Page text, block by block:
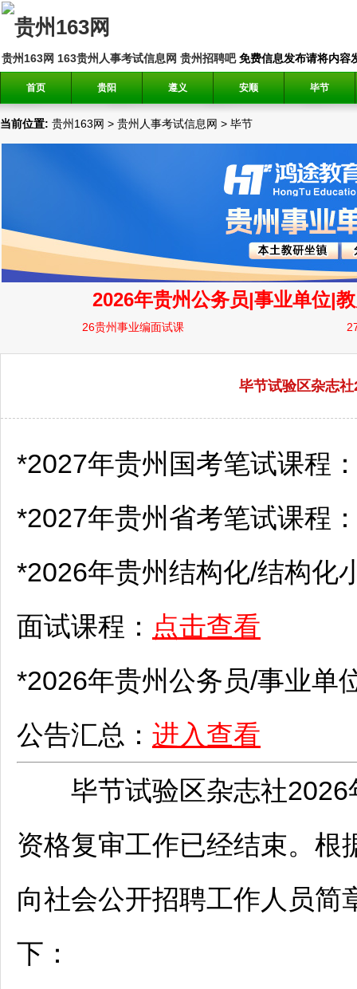
贵州163网 163贵州人事考试信息网 贵州招聘吧免费信息发布请将内容
首页 贵阳 遵义 安顺 毕节
当前位置: 贵州163网 > 贵州人事考试信息网 > 毕节
毕节试验区杂志
*2027年贵州国考笔试课程
*2027年贵州省考笔试课程
*2026年贵州结构化/结构化
面试课程： 点击查看
*2026年贵州公务员/事业单
公告汇总： 进入查看
毕节试验区杂志社
资格复审工作已经结束。根
向社会公开招聘工作人员简
下：